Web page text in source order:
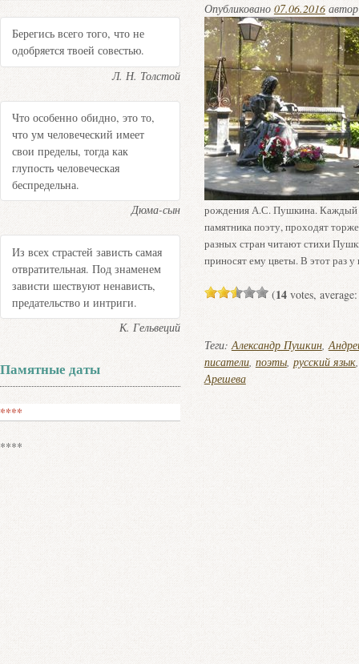
Опубликовано 07.06.2016
рождения А.С. Пушкина. Каждый
памятника поэту, проходят
разных стран читают стихи
приносят ему цветы. В этот раз у
(14votes,
Теги:Александр Пушкин,
писатели, поэты, русский язык
Арешева
Берегись всего того, что не
одобряется твоей совестью.
Л. Н. Толстой
Что особенно обидно, это то,
что ум человеческий имеет
свои пределы, тогда как
глупость человеческая
беспредельна.
Дюма-сын
Из всех страстей зависть самая
отвратительная. Под знаменем
зависти шествуют ненависть,
предательство и интриги.
К. Гельвеций
Памятные даты
****
****